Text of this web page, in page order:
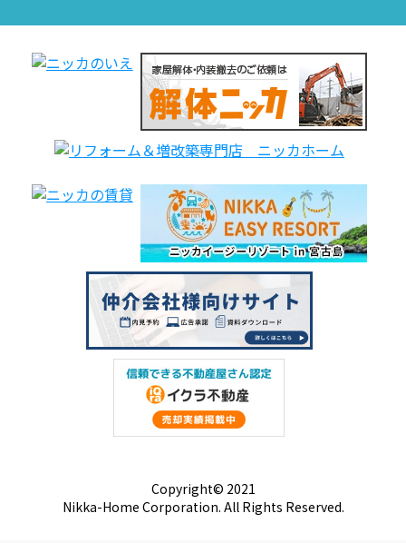
Copyright© 2021
Nikka-Home Corporation. All Rights Reserved.